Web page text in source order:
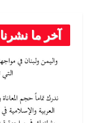
آخر ما نشرنا